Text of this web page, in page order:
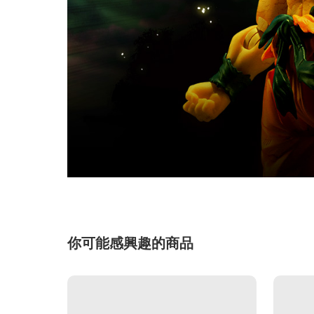
你可能感興趣的商品